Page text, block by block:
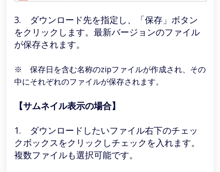
3. ダウンロード先を指定し、「保存」ボタン
をクリックします。最新バージョンのファイル
が保存されます。
※ 保存日を含む名称のzipファイルが作成され、その
中にそれぞれのファイルが保存されます。
【サムネイル表示の場合】
1. ダウンロードしたいファイル右下のチェッ
クボックスをクリックしチェックを入れます。
複数ファイルも選択可能です。